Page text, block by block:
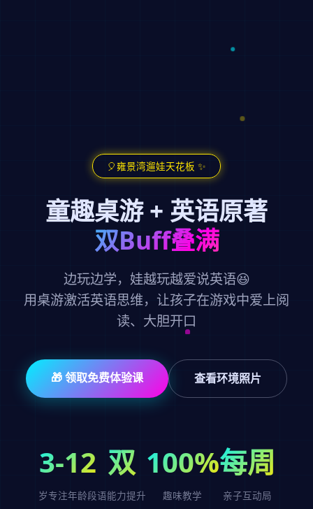
🎈雍景湾遛娃天花板 ✨
童趣桌游 + 英语原著
双Buff叠满
边玩边学，娃越玩越爱说英语😆
用桌游激活英语思维，让孩子在游戏中爱上阅
读、大胆开口
🎁 领取免费体验课 查看环境照片
3-12
岁专注年龄段
双
语能力提升
100%
趣味教学
每周
亲子互动局